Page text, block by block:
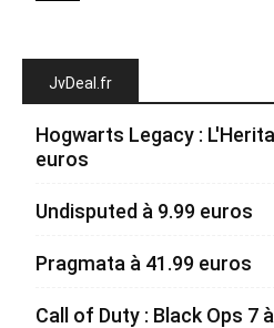
JvDeal.fr
Hogwarts Legacy :
euros
Undisputed à 9.99 euros
Pragmata à 41.99 euros
Call of Duty : Black Ops 7